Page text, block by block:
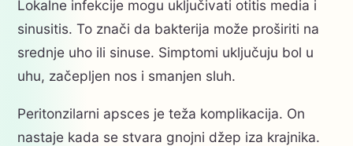
Lokalne infekcije mogu uključivati otitis media i
sinusitis. To znači da bakterija može proširiti na
srednje uho ili sinuse. Simptomi uključuju bol u
uhu, začepljen nos i smanjen sluh.
Peritonzilarni apsces je teža komplikacija. On
nastaje kada se stvara gnojni džep iza krajnika.